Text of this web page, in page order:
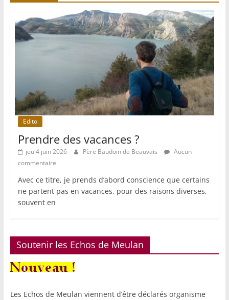
Edito
Prendre des vacances ?
jeu 4 juin 2026 Père Baudoin de Beauvais
Aucun
commentaire
Avec ce titre, je prends d’abord conscience que certains
ne partent pas en vacances, pour des raisons diverses,
souvent en
Soutenir les Echos de Meulan
Les Echos de Meulan viennent d’être déclarés organisme